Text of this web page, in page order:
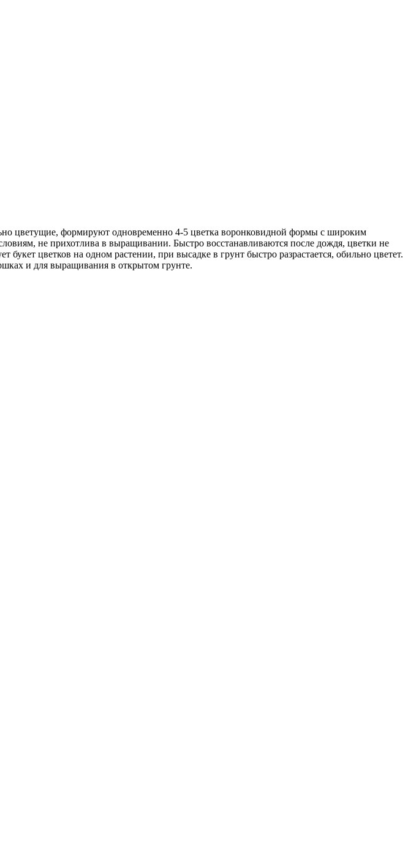
цветущие, формируют одновременно 4-5 цветка воронковидной формы с широким
не прихотлива в выращивании. Быстро восстанавливаются после дождя, цветки не
цветков на одном растении, при высадке в грунт быстро разрастается, обильно цветет.
и для выращивания в открытом грунте.